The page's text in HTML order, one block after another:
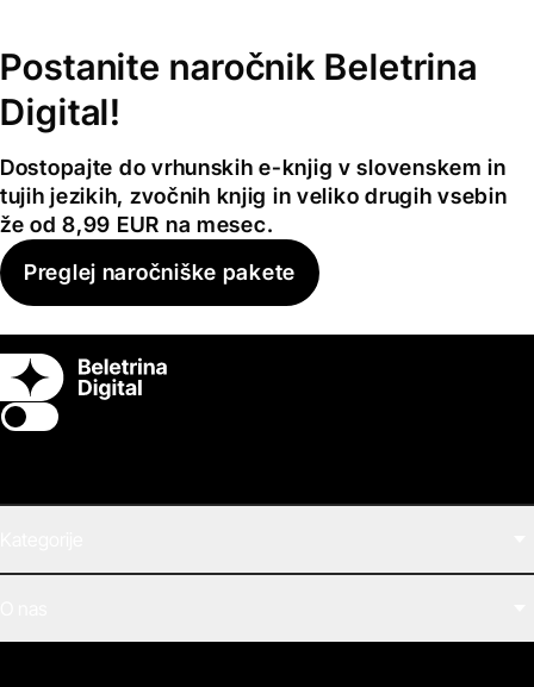
Postanite naročnik Beletrina
Digital!
Dostopajte do vrhunskih e-knjig v slovenskem in
tujih jezikih, zvočnih knjig in veliko drugih vsebin
že od 8,99 EUR na mesec.
Preglej naročniške pakete
Switch theme
Zvočne knjige